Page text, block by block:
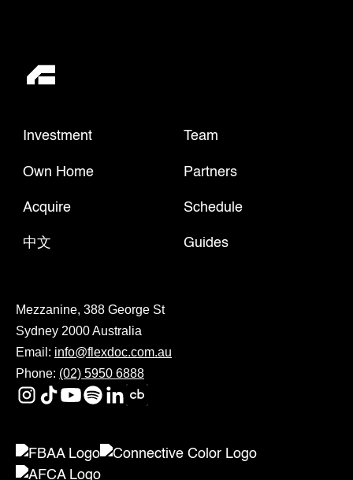
Investment
Own Home
Acquire
中文
Team
Partners
Schedule
Guides
Mezzanine, 388 George St
Sydney 2000 Australia
Email: info@flexdoc.com.au
Phone: (02) 5950 6888